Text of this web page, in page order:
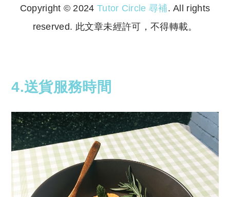
Copyright © 2024 Tutor Circle 尋補. All rights
reserved. 此文章未經許可，不得轉載。
4.送貨服務時間